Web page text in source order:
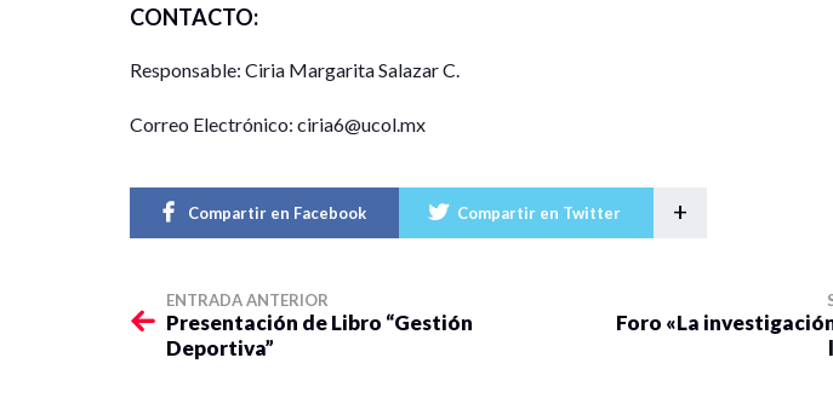
CONTACTO:
Responsable: Ciria Margarita Salazar C.
Correo Electrónico: ciria6@ucol.mx
Compartir en Facebook Compartir en Twitter +
ENTRADA ANTERIOR
Presentación de Libro “Gestión
Deportiva”
Foro «La